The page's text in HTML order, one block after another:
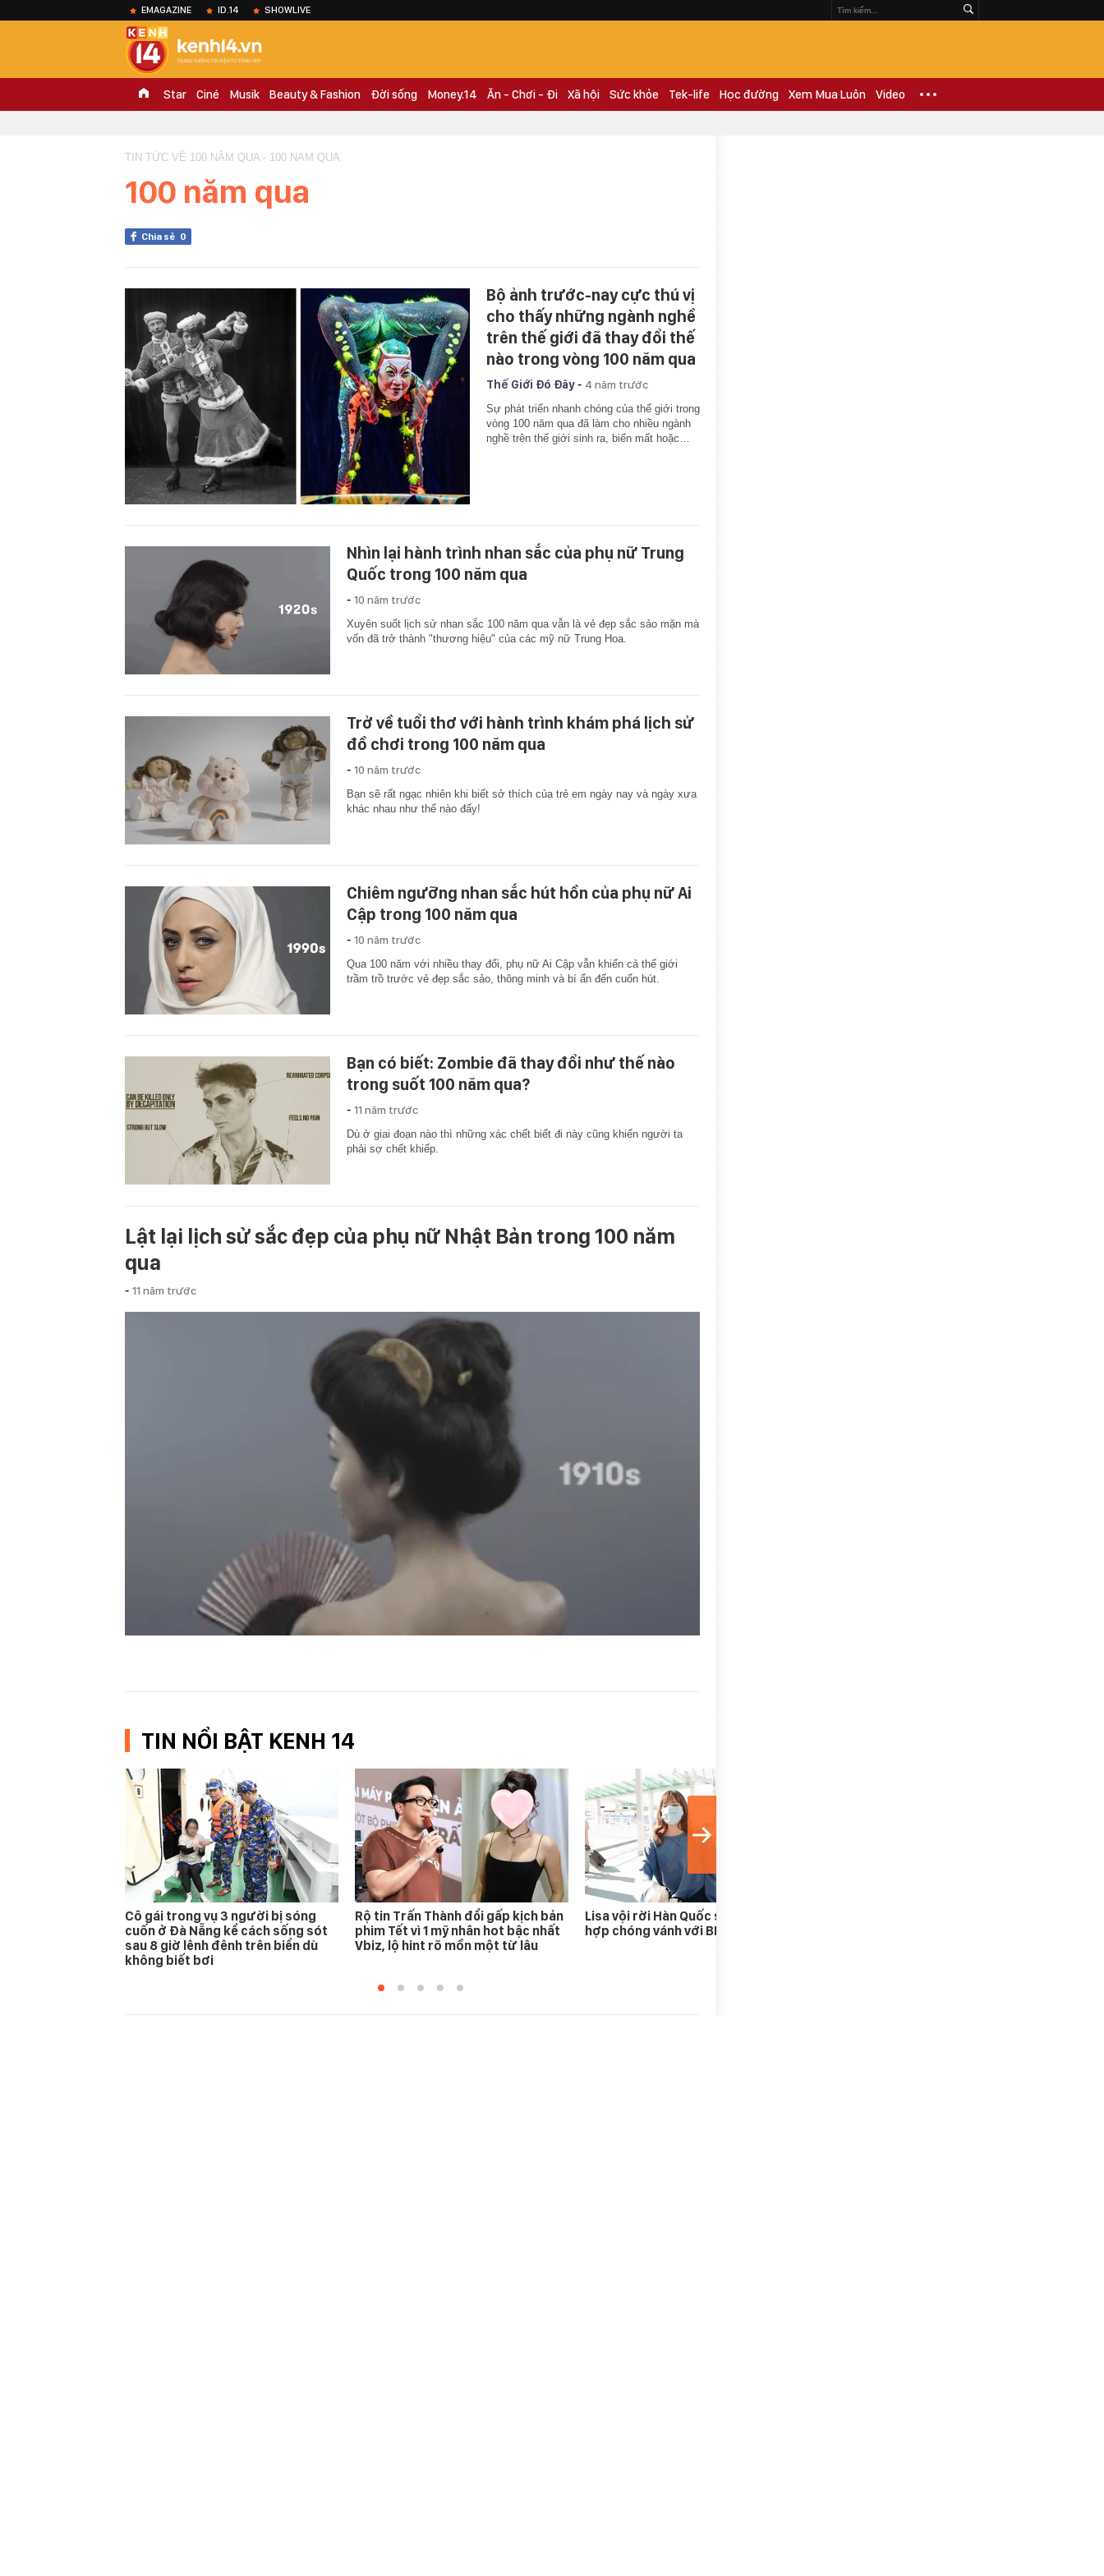
EMAGAZINE ID.14 SHOWLIVE
Star Ciné Musik Beauty & Fashion Đời sống Money.14 Ăn - Chơi - Đi Xã hội Sức khỏe Tek-life Học đường Xem Mua Luôn Video
TIN TỨC VỀ 100 NĂM QUA - 100 NAM QUA
100 năm qua
Chia sẻ 0
Bộ ảnh trước-nay cực thú vị
cho thấy những ngành nghề
trên thế giới đã thay đổi thế
nào trong vòng 100 năm qua
Thế Giới Đó Đây- 4 năm trước
Sự phát triển nhanh chóng của thế giới trong
vòng 100 năm qua đã làm cho nhiều ngành
nghề trên thế giới sinh ra, biến mất hoặc…
Nhìn lại hành trình nhan sắc của phụ nữ Trung
Quốc trong 100 năm qua
- 10 năm trước
Xuyên suốt lịch sử nhan sắc 100 năm qua vẫn là vẻ đẹp sắc sảo mặn mà
vốn đã trở thành "thương hiệu" của các mỹ nữ Trung Hoa.
Trở về tuổi thơ với hành trình khám phá lịch sử
đồ chơi trong 100 năm qua
- 10 năm trước
Bạn sẽ rất ngạc nhiên khi biết sở thích của trẻ em ngày nay và ngày xưa
khác nhau như thế nào đấy!
Chiêm ngưỡng nhan sắc hút hồn của phụ nữ Ai
Cập trong 100 năm qua
- 10 năm trước
Qua 100 năm với nhiều thay đổi, phụ nữ Ai Cập vẫn khiến cả thế giới
trầm trồ trước vẻ đẹp sắc sảo, thông minh và bí ẩn đến cuốn hút.
Bạn có biết: Zombie đã thay đổi như thế nào
trong suốt 100 năm qua?
- 11 năm trước
Dù ở giai đoạn nào thì những xác chết biết đi này cũng khiến người ta
phải sợ chết khiếp.
Lật lại lịch sử sắc đẹp của phụ nữ Nhật Bản trong 100 năm
qua
- 11 năm trước
TIN NỔI BẬT KENH 14
Cô gái trong vụ 3 người bị sóng
cuốn ở Đà Nẵng kể cách sống sót
sau 8 giờ lênh đênh trên biển dù
không biết bơi
Rộ tin Trấn Thành đổi gấp kịch bản
phim Tết vì 1 mỹ nhân hot bậc nhất
Vbiz, lộ hint rõ mồn một từ lâu
Lisa vội rời Hàn Quốc sau màn tái
hợp chóng vánh với BLACKPINK